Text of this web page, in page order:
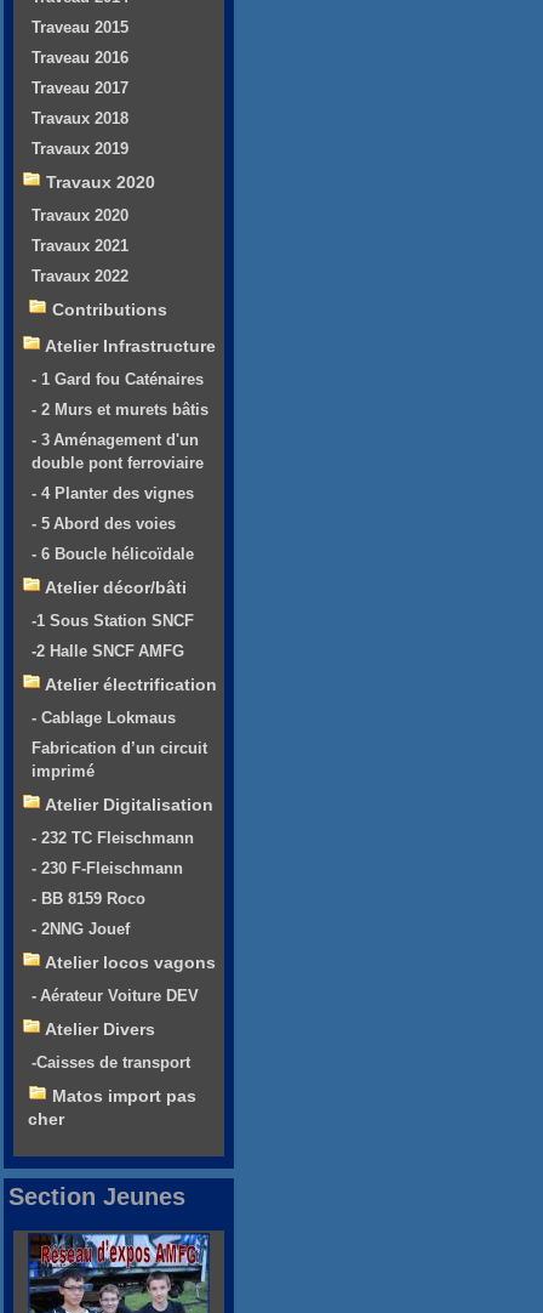
Traveau 2015
Traveau 2016
Traveau 2017
Travaux 2018
Travaux 2019
Travaux 2020
Travaux 2020
Travaux 2021
Travaux 2022
Contributions
Atelier Infrastructure
- 1 Gard fou Caténaires
- 2 Murs et murets bâtis
- 3 Aménagement d'un
double pont ferroviaire
- 4 Planter des vignes
- 5 Abord des voies
- 6 Boucle hélicoïdale
Atelier décor/bâti
-1 Sous Station SNCF
-2 Halle SNCF AMFG
Atelier électrification
- Cablage Lokmaus
Fabrication d’un circuit
imprimé
Atelier Digitalisation
- 232 TC Fleischmann
- 230 F-Fleischmann
- BB 8159 Roco
- 2NNG Jouef
Atelier locos vagons
- Aérateur Voiture DEV
Atelier Divers
-Caisses de transport
Matos import pas
cher
Section Jeunes